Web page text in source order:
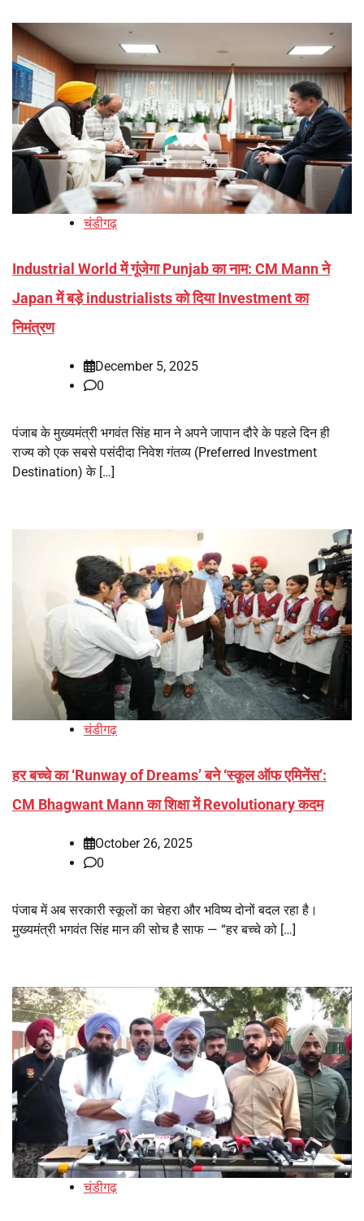
चंडीगढ़
Industrial World में गूंजेगा Punjab का नाम: CM Mann ने
Japan में बड़े industrialists को दिया Investment का
निमंत्रण
December 5, 2025
0
पंजाब के मुख्यमंत्री भगवंत सिंह मान ने अपने जापान दौरे के पहले दिन ही
राज्य को एक सबसे पसंदीदा निवेश गंतव्य (Preferred Investment
Destination) के […]
चंडीगढ़
हर बच्चे का ‘Runway of Dreams’ बने ‘स्कूल ऑफ एमिनेंस’:
CM Bhagwant Mann का शिक्षा में Revolutionary कदम
October 26, 2025
0
पंजाब में अब सरकारी स्कूलों का चेहरा और भविष्य दोनों बदल रहा है।
मुख्यमंत्री भगवंत सिंह मान की सोच है साफ — “हर बच्चे को […]
चंडीगढ़